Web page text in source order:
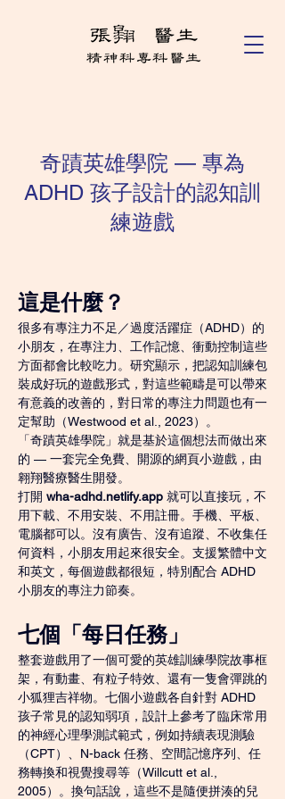
奇蹟英雄學院 — 專為
ADHD 孩子設計的認知訓
練遊戲
這是什麼？
很多有專注力不足／過度活躍症（ADHD）的
小朋友，在專注力、工作記憶、衝動控制這些
方面都會比較吃力。研究顯示，把認知訓練包
裝成好玩的遊戲形式，對這些範疇是可以帶來
有意義的改善的，對日常的專注力問題也有一
定幫助（Westwood et al., 2023）。
「奇蹟英雄學院」就是基於這個想法而做出來
的 — 一套完全免費、開源的網頁小遊戲，由
翱翔醫療醫生開發。
打開 wha-adhd.netlify.app 就可以直接玩，不
用下載、不用安裝、不用註冊。手機、平板、
電腦都可以。沒有廣告、沒有追蹤、不收集任
何資料，小朋友用起來很安全。支援繁體中文
和英文，每個遊戲都很短，特別配合 ADHD
小朋友的專注力節奏。
七個「每日任務」
整套遊戲用了一個可愛的英雄訓練學院故事框
架，有動畫、有粒子特效、還有一隻會彈跳的
小狐狸吉祥物。七個小遊戲各自針對 ADHD
孩子常見的認知弱項，設計上參考了臨床常用
的神經心理學測試範式，例如持續表現測驗
（CPT）、N-back 任務、空間記憶序列、任
務轉換和視覺搜尋等（Willcutt et al.,
2005）。換句話說，這些不是隨便拼湊的兒